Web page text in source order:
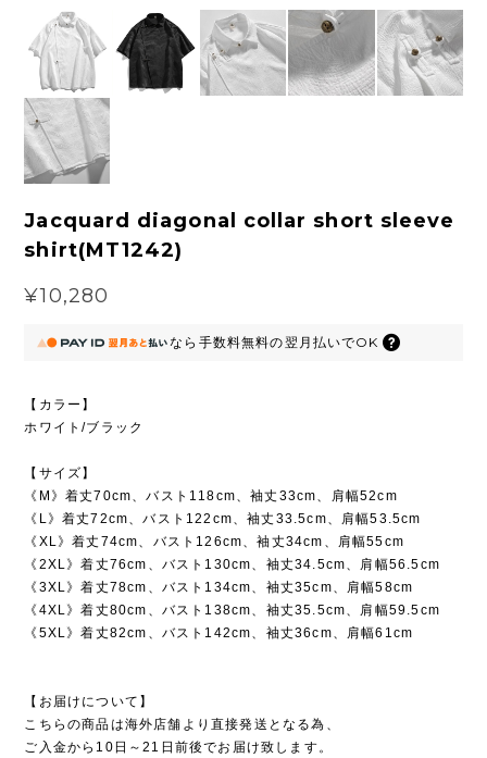
Jacquard diagonal collar short sleeve
shirt(MT1242)
¥10,280
なら 手数料無料の翌月払いでOK
【カラー】
ホワイト/ブラック
【サイズ】
《M》着丈70cm、バスト118cm、袖丈33cm、肩幅52cm
《L》着丈72cm、バスト122cm、袖丈33.5cm、肩幅53.5cm
《XL》着丈74cm、バスト126cm、袖丈34cm、肩幅55cm
《2XL》着丈76cm、バスト130cm、袖丈34.5cm、肩幅56.5cm
《3XL》着丈78cm、バスト134cm、袖丈35cm、肩幅58cm
《4XL》着丈80cm、バスト138cm、袖丈35.5cm、肩幅59.5cm
《5XL》着丈82cm、バスト142cm、袖丈36cm、肩幅61cm
【お届けについて】
こちらの商品は海外店舗より直接発送となる為、
ご入金から10日～21日前後でお届け致します。